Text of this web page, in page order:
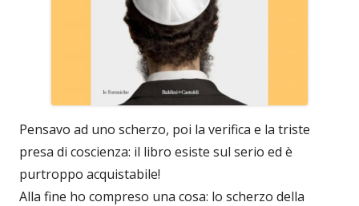
Pensavo ad uno scherzo, poi la verifica e la triste
presa di coscienza: il libro esiste sul serio ed è
purtroppo acquistabile!
Alla fine ho compreso una cosa: lo scherzo della